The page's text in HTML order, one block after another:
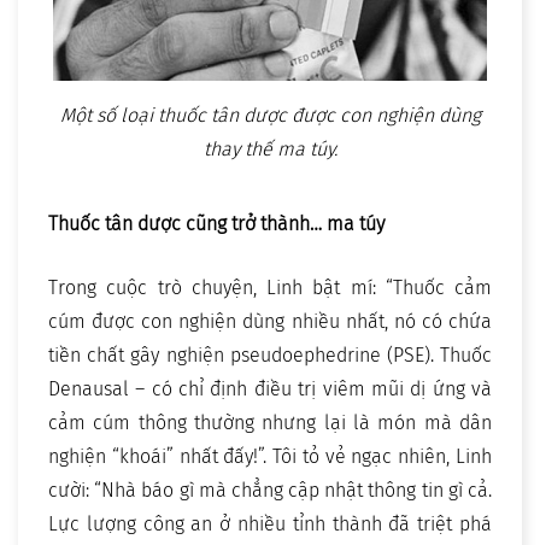
Một số loại thuốc tân dược được con nghiện dùng
thay thế ma túy.
Thuốc tân dược cũng trở thành… ma túy
Trong cuộc trò chuyện, Linh bật mí: “Thuốc cảm
cúm được con nghiện dùng nhiều nhất, nó có chứa
tiền chất gây nghiện pseudoephedrine (PSE). Thuốc
Denausal – có chỉ định điều trị viêm mũi dị ứng và
cảm cúm thông thường nhưng lại là món mà dân
nghiện “khoái” nhất đấy!”. Tôi tỏ vẻ ngạc nhiên, Linh
cười: “Nhà báo gì mà chẳng cập nhật thông tin gì cả.
Lực lượng công an ở nhiều tỉnh thành đã triệt phá